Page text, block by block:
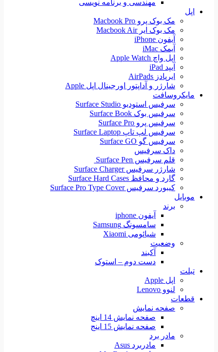
مهندسی و برنامه نویسی
اپل
مک بوک پرو Macbook Pro
مک بوک ایر Macbook Air
آیفون iPhone
آیمک iMac
اپل واچ Apple Watch
آیپد iPad
ایرپادز AirPads
شارژر و آداپتور اورجینال اپل Apple
مایکروسافت
سرفیس استودیو Surface Studio
سرفیس بوک Surface Book
سرفیس پرو Surface Pro
سرفیس لپ تاپ Surface Laptop
سرفیس گو Surface GO
داک سرفیس
قلم سرفیس Surface Pen
شارژر سرفیس Surface Charger
گارد و محافظ Surface Hard Cases
کیبورد سرفیس Surface Pro Type Cover
موبایل
برند
آیفون iphone
سامسونگ Samsung
شیائومی Xiaomi
وضعیت
آکبند
دست دوم – استوک
تبلت
اپل Apple
لنوو Lenovo
قطعات
صفحه نمایش
صفحه نمایش 14 اینچ
صفحه نمایش 15 اینج
مادر برد
مادربرد Asus